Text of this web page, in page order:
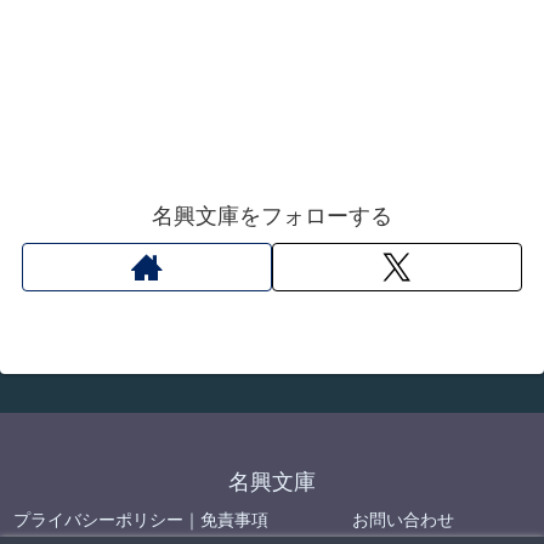
名興文庫をフォローする
名興文庫
プライバシーポリシー｜免責事項 お問い合わせ